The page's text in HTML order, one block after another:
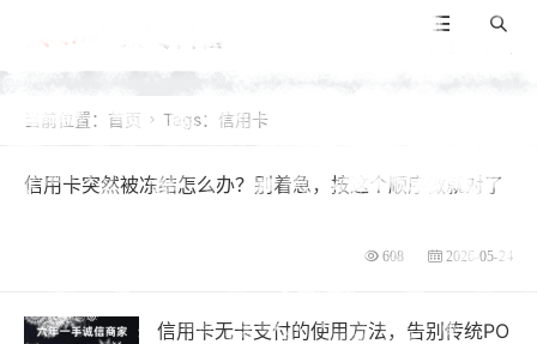
景咚科普
当前位置： 首页  Tags：信用卡
信用卡突然被冻结怎么办？别着急，按这个顺序做就对了
608 2026-05-24
信用卡无卡支付的使用方法，告别传统PO